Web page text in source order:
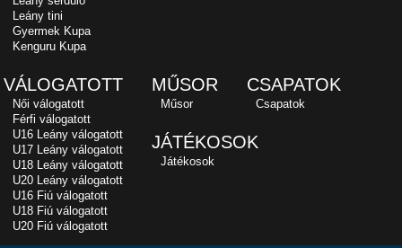
Leány tini
Gyermek Kupa
Kenguru Kupa
VÁLOGATOTT
Női válogatott
Férfi válogatott
U16 Leány válogatott
U17 Leány válogatott
U18 Leány válogatott
U20 Leány válogatott
U16 Fiú válogatott
U18 Fiú válogatott
U20 Fiú válogatott
MŰSOR
Műsor
CSAPATOK
Csapatok
JÁTÉKOSOK
Játékosok